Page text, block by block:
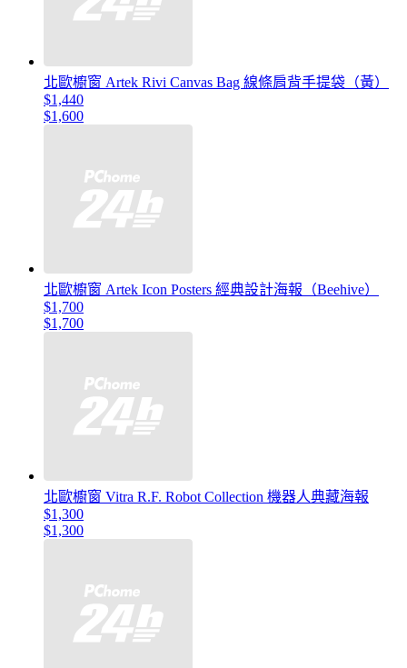
北歐櫥窗 Artek Rivi Canvas Bag 線條肩背手提袋（黃）
$1,440
$1,600
北歐櫥窗 Artek Icon Posters 經典設計海報（Beehive）
$1,700
$1,700
北歐櫥窗 Vitra R.F. Robot Collection 機器人典藏海報
$1,300
$1,300